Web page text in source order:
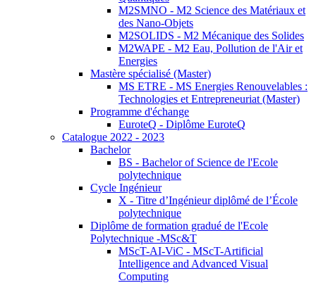
M2SMNO - M2 Science des Matériaux et
des Nano-Objets
M2SOLIDS - M2 Mécanique des Solides
M2WAPE - M2 Eau, Pollution de l'Air et
Energies
Mastère spécialisé (Master)
MS ETRE - MS Energies Renouvelables :
Technologies et Entrepreneuriat (Master)
Programme d'échange
EuroteQ - Diplôme EuroteQ
Catalogue 2022 - 2023
Bachelor
BS - Bachelor of Science de l'Ecole
polytechnique
Cycle Ingénieur
X - Titre d’Ingénieur diplômé de l’École
polytechnique
Diplôme de formation gradué de l'Ecole
Polytechnique -MSc&T
MScT-AI-ViC - MScT-Artificial
Intelligence and Advanced Visual
Computing